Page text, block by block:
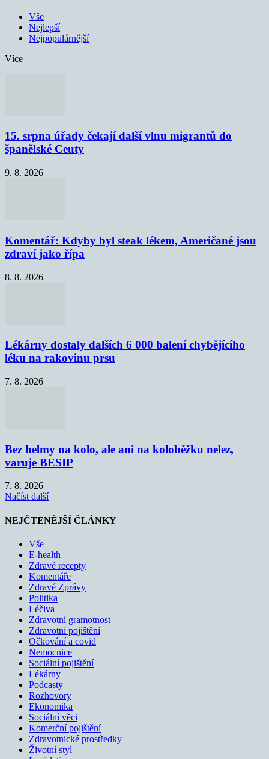
Vše
Nejlepší
Nejpopulárnější
Více
15. srpna úřady čekají další vlnu migrantů do
španělské Ceuty
9. 8. 2026
Komentář: Kdyby byl steak lékem, Američané jsou
zdraví jako řípa
8. 8. 2026
Lékárny dostaly dalších 6 000 balení chybějícího
léku na rakovinu prsu
7. 8. 2026
Bez helmy na kolo, ale ani na koloběžku nelez,
varuje BESIP
7. 8. 2026
Načíst další
NEJČTENĚJŠÍ ČLÁNKY
Vše
E-health
Zdravé recepty
Komentáře
Zdravé Zprávy
Politika
Léčiva
Zdravotní gramotnost
Zdravotní pojištění
Očkování a covid
Nemocnice
Sociální pojištění
Lékárny
Podcasty
Rozhovory
Ekonomika
Sociální věci
Komerční pojištění
Zdravotnické prostředky
Životní styl